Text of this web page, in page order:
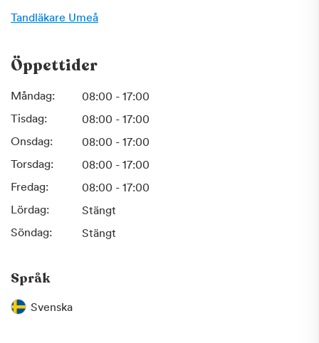
som käkledskirurgi eller kron- och brokonstruktioner som
Tandläkare Umeå
Öppettider
Måndag:
08:00 - 17:00
Tisdag:
08:00 - 17:00
Onsdag:
08:00 - 17:00
Torsdag:
08:00 - 17:00
Fredag:
08:00 - 17:00
Lördag:
Stängt
Söndag:
Stängt
Språk
Svenska